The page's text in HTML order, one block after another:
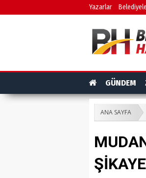
Yazarlar
GÜNDEM
ANA SAYFA